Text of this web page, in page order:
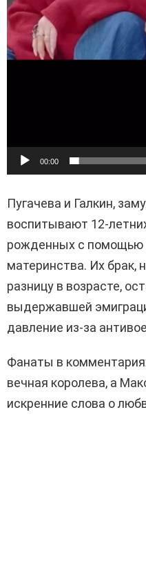
00:00
Пугачева и Галкин,
воспитывают 12-
рожденных с помощью
материнства. Их брак,
разницу в возрасте,
выдержавшей
давление из-за
Фанаты в
вечная королева, а
искренние слова о